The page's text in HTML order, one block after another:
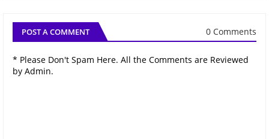
POST A COMMENT 0 Comments
* Please Don't Spam Here. All the Comments are Reviewed
by Admin.